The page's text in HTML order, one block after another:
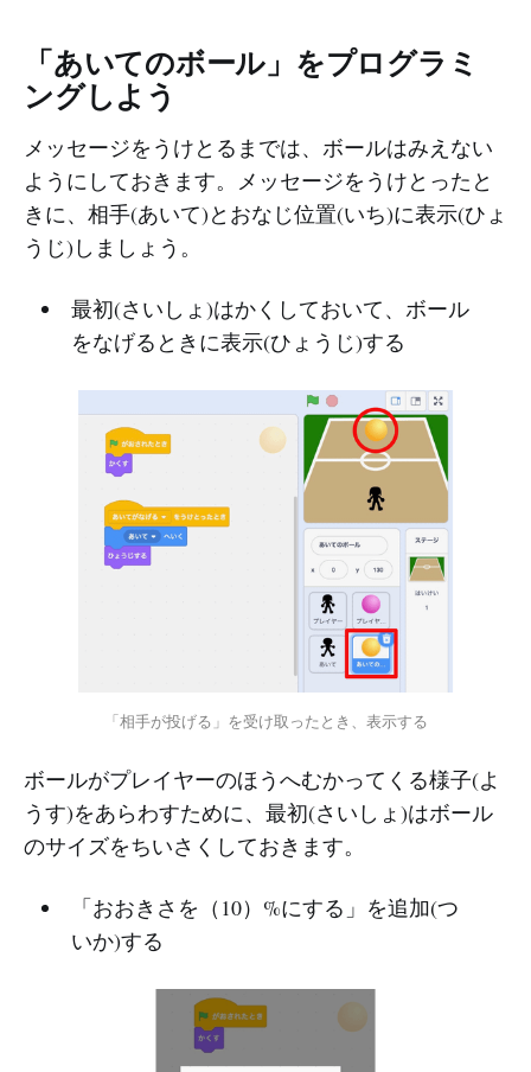
「あいてのボール」をプログラミ
ングしよう
メッセージをうけとるまでは、ボールはみえない
ようにしておきます。メッセージをうけとったと
きに、相手(あいて)とおなじ位置(いち)に表示(ひょ
うじ)しましょう。
最初(さいしょ)はかくしておいて、ボール
をなげるときに表示(ひょうじ)する
「相手が投げる」を受け取ったとき、表示する
ボールがプレイヤーのほうへむかってくる様子(よ
うす)をあらわすために、最初(さいしょ)はボール
のサイズをちいさくしておきます。
「おおきさを（10）%にする」を追加(つ
いか)する